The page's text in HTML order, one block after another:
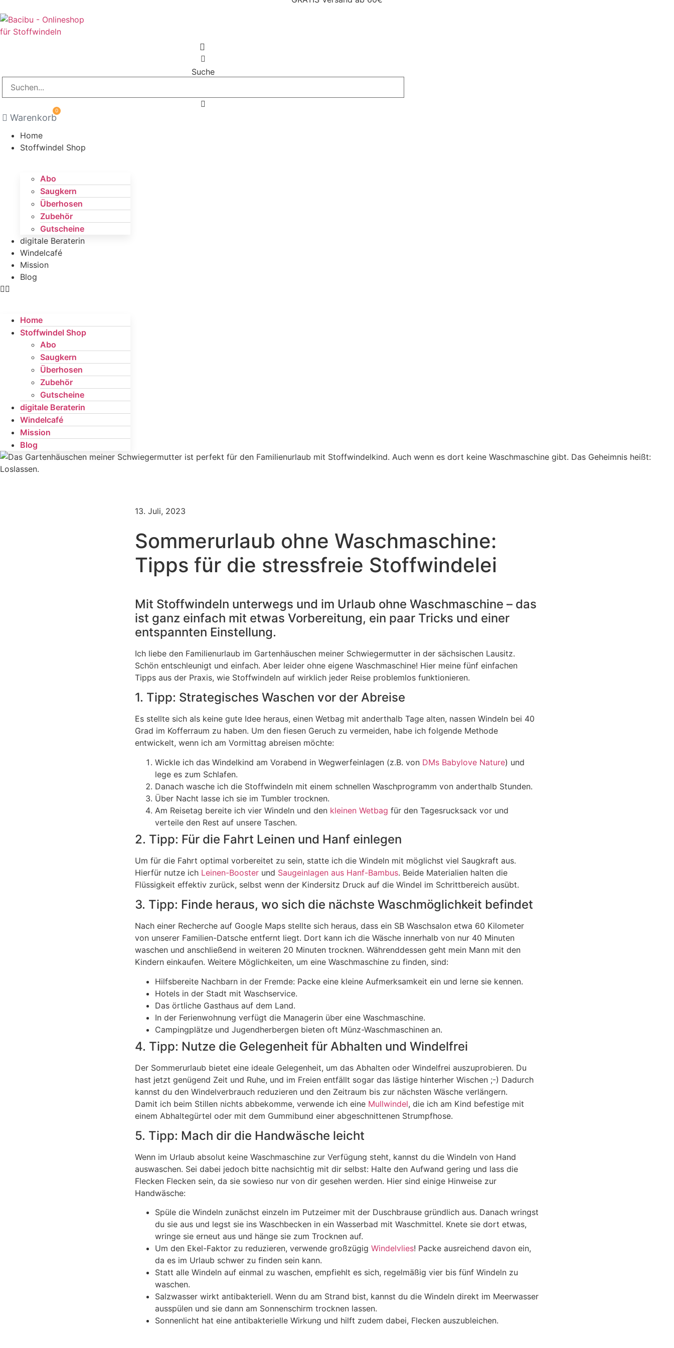
Suche
0
Warenkorb
Home
Stoffwindel Shop
Abo
Saugkern
Überhosen
Zubehör
Gutscheine
digitale Beraterin
Windelcafé
Mission
Blog
Home
Stoffwindel Shop
Abo
Saugkern
Überhosen
Zubehör
Gutscheine
digitale Beraterin
Windelcafé
Mission
Blog
13. Juli, 2023
Sommerurlaub ohne Waschmaschine:
Tipps für die stressfreie Stoffwindelei
Mit Stoffwindeln unterwegs und im Urlaub ohne Waschmaschine – das
ist ganz einfach mit etwas Vorbereitung, ein paar Tricks und einer
entspannten Einstellung.
Ich liebe den Familienurlaub im Gartenhäuschen meiner Schwiegermutter in der sächsischen Lausitz.
Schön entschleunigt und einfach. Aber leider ohne eigene Waschmaschine! Hier meine fünf einfachen
Tipps aus der Praxis, wie Stoffwindeln auf wirklich jeder Reise problemlos funktionieren.
1. Tipp: Strategisches Waschen vor der Abreise
Es stellte sich als keine gute Idee heraus, einen Wetbag mit anderthalb Tage alten, nassen Windeln bei 40
Grad im Kofferraum zu haben. Um den fiesen Geruch zu vermeiden, habe ich folgende Methode
entwickelt, wenn ich am Vormittag abreisen möchte:
Wickle ich das Windelkind am Vorabend in Wegwerfeinlagen (z.B. von DMs Babylove Nature) und
lege es zum Schlafen.
Danach wasche ich die Stoffwindeln mit einem schnellen Waschprogramm von anderthalb Stunden.
Über Nacht lasse ich sie im Tumbler trocknen.
Am Reisetag bereite ich vier Windeln und den kleinen Wetbag für den Tagesrucksack vor und
verteile den Rest auf unsere Taschen.
2. Tipp: Für die Fahrt Leinen und Hanf einlegen
Um für die Fahrt optimal vorbereitet zu sein, statte ich die Windeln mit möglichst viel Saugkraft aus.
Hierfür nutze ich Leinen-Boosterund Saugeinlagen aus Hanf-Bambus. Beide Materialien halten die
Flüssigkeit effektiv zurück, selbst wenn der Kindersitz Druck auf die Windel im Schrittbereich ausübt.
3. Tipp: Finde heraus, wo sich die nächste Waschmöglichkeit befindet
Nach einer Recherche auf Google Maps stellte sich heraus, dass ein SB Waschsalon etwa 60 Kilometer
von unserer Familien-Datsche entfernt liegt. Dort kann ich die Wäsche innerhalb von nur 40 Minuten
waschen und anschließend in weiteren 20 Minuten trocknen. Währenddessen geht mein Mann mit den
Kindern einkaufen. Weitere Möglichkeiten, um eine Waschmaschine zu finden, sind:
Hilfsbereite Nachbarn in der Fremde: Packe eine kleine Aufmerksamkeit ein und lerne sie kennen.
Hotels in der Stadt mit Waschservice.
Das örtliche Gasthaus auf dem Land.
In der Ferienwohnung verfügt die Managerin über eine Waschmaschine.
Campingplätze und Jugendherbergen bieten oft Münz-Waschmaschinen an.
4. Tipp: Nutze die Gelegenheit für Abhalten und Windelfrei
Der Sommerurlaub bietet eine ideale Gelegenheit, um das Abhalten oder Windelfrei auszuprobieren. Du
hast jetzt genügend Zeit und Ruhe, und im Freien entfällt sogar das lästige hinterher Wischen ;-) Dadurch
kannst du den Windelverbrauch reduzieren und den Zeitraum bis zur nächsten Wäsche verlängern.
Damit ich beim Stillen nichts abbekomme, verwende ich eine Mullwindel, die ich am Kind befestige mit
einem Abhaltegürtel oder mit dem Gummibund einer abgeschnittenen Strumpfhose.
5. Tipp: Mach dir die Handwäsche leicht
Wenn im Urlaub absolut keine Waschmaschine zur Verfügung steht, kannst du die Windeln von Hand
auswaschen. Sei dabei jedoch bitte nachsichtig mit dir selbst: Halte den Aufwand gering und lass die
Flecken Flecken sein, da sie sowieso nur von dir gesehen werden. Hier sind einige Hinweise zur
Handwäsche:
Spüle die Windeln zunächst einzeln im Putzeimer mit der Duschbrause gründlich aus. Danach wringst
du sie aus und legst sie ins Waschbecken in ein Wasserbad mit Waschmittel. Knete sie dort etwas,
wringe sie erneut aus und hänge sie zum Trocknen auf.
Um den Ekel-Faktor zu reduzieren, verwende großzügig Windelvlies! Packe ausreichend davon ein,
da es im Urlaub schwer zu finden sein kann.
Statt alle Windeln auf einmal zu waschen, empfiehlt es sich, regelmäßig vier bis fünf Windeln zu
waschen.
Salzwasser wirkt antibakteriell. Wenn du am Strand bist, kannst du die Windeln direkt im Meerwasser
ausspülen und sie dann am Sonnenschirm trocknen lassen.
Sonnenlicht hat eine antibakterielle Wirkung und hilft zudem dabei, Flecken auszubleichen.